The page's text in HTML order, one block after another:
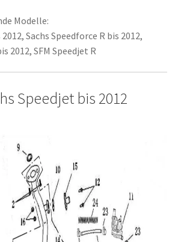
Modelle:
Sachs Speedforce R bis 2012,
2012, SFM Speedjet R
Speedjet bis 2012